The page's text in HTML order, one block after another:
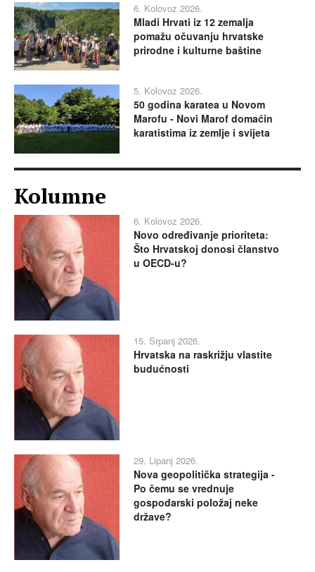
6. Kolovoz 2026.
Mladi Hrvati iz 12 zemalja
pomažu očuvanju hrvatske
prirodne i kulturne baštine
5. Kolovoz 2026.
50 godina karatea u Novom
Marofu - Novi Marof domaćin
karatistima iz zemlje i svijeta
Kolumne
6. Kolovoz 2026.
Novo određivanje prioriteta:
Što Hrvatskoj donosi članstvo
u OECD-u?
15. Srpanj 2026.
Hrvatska na raskrižju vlastite
budućnosti
29. Lipanj 2026.
Nova geopolitička strategija -
Po čemu se vrednuje
gospodarski položaj neke
države?